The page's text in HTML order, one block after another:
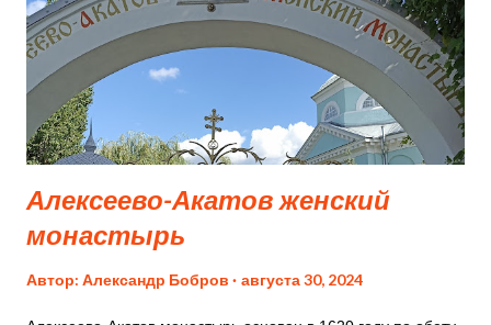
Никитина Дом музей И.С. Никитина Дом музей И.С.
Никитина Дом музей И.С. Никитина Дом музей И.С.
Никитина Дом музей И.С. Никитина, Могилы М.С. Никитина
и А.В. Кольцова, М.Д.Салтыков, 1918, Бумага, Акварель
Дом музей И.С. Никитина Дом музей И.С....
Алексеево-Акатов женский
монастырь
Автор: Александр Бобров августа 30, 2024